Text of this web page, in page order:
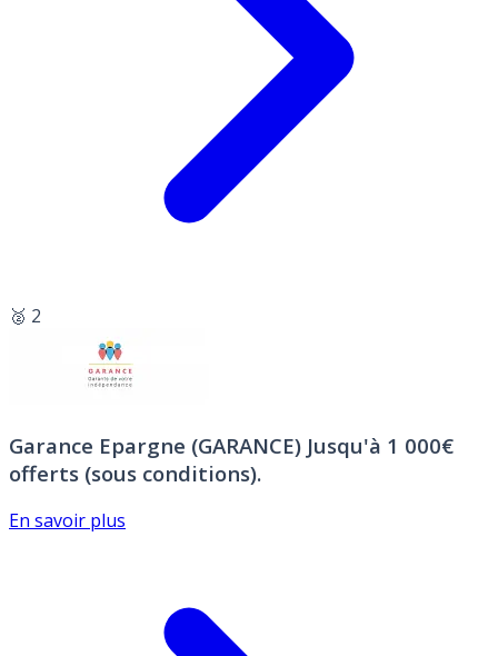
🥈 2
Garance Epargne (GARANCE) Jusqu'à 1 000€
offerts (sous conditions).
En savoir plus